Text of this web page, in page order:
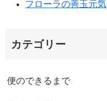
フローラの善玉元気
カテゴリー
便のできるまで